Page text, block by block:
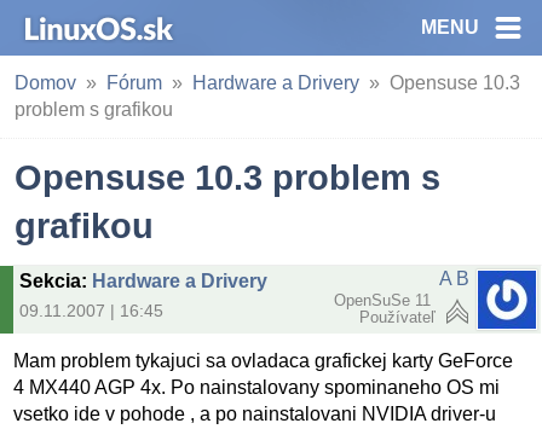
MENU
Domov Fórum Hardware a Drivery
Opensuse 10.3
problem s grafikou
Opensuse 10.3 problem s
grafikou
Sekcia: Hardware a Drivery
09.11.2007 | 16:45
A B
OpenSuSe 11
Používateľ
Mam problem tykajuci sa ovladaca grafickej karty GeForce
4 MX440 AGP 4x. Po nainstalovany spominaneho OS mi
vsetko ide v pohode , a po nainstalovani NVIDIA driver-u